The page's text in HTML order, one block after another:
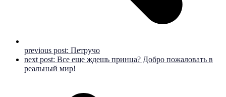
previous post: Петручо
next post: Все еще ждешь принца? Добро пожаловать в
реальный мир!